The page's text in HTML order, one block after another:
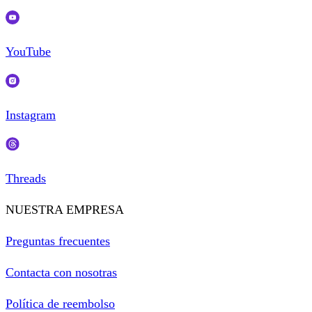
YouTube
Instagram
Threads
NUESTRA EMPRESA
Preguntas frecuentes
Contacta con nosotras
Política de reembolso